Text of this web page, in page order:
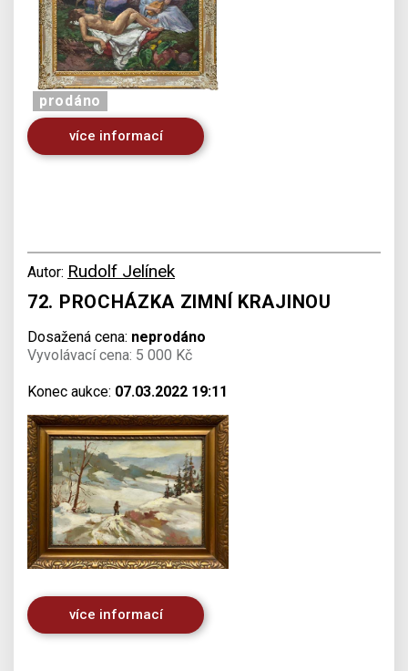
prodáno
více informací
Autor: Rudolf Jelínek
72. PROCHÁZKA ZIMNÍ KRAJINOU
Dosažená cena: neprodáno
Vyvolávací cena: 5 000 Kč
Konec aukce: 07.03.2022 19:11
více informací